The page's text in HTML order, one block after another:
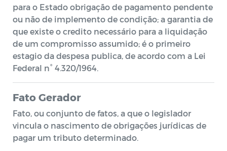
para o Estado obrigação de pagamento pendente
ou não de implemento de condição; a garantia de
que existe o credito necessário para a liquidação
de um compromisso assumido; é o primeiro
estagio da despesa publica, de acordo com a Lei
Federal n° 4.320/1964.
Fato Gerador
Fato, ou conjunto de fatos, a que o legislador
vincula o nascimento de obrigações jurídicas de
pagar um tributo determinado.